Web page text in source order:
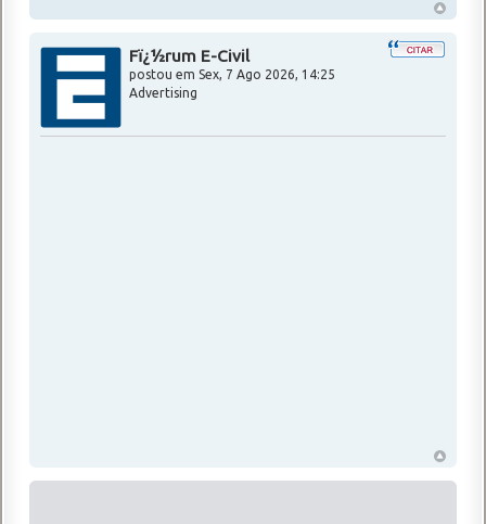
Fï¿½rum E-Civil
postou em Sex, 7 Ago 2026, 14:25
Advertising